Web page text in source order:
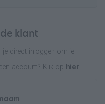
klant
je direct inloggen om je
account? Klik op hier